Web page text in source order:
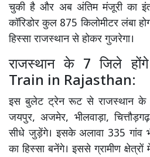
चुकी है और अब अंतिम मंजूरी का
कॉरिडोर कुल 875 किलोमीटर लंबा
हिस्सा राजस्थान से होकर गुजरेगा।
राजस्थान के 7 जिले
Train in Rajasthan:
इस बुलेट ट्रेन रूट से राजस्थान
जयपुर, अजमेर, भीलवाड़ा,
सीधे जुड़ेंगे। इसके अलावा 335 गांव
का हिस्सा बनेंगे। इससे ग्रामीण